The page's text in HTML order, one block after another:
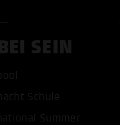
SEIN
Schule
Summer